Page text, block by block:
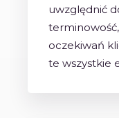
uwzględnić
oczekiwań
te wszystkie